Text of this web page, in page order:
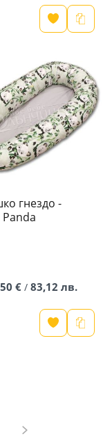
гнездо -
€ / 83,12 лв.
страница